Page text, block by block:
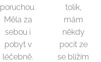
poruchou.
Měla za
sebou i
pobyt v
léčebně.
tolik,
mám
někdy
pocit ze
se blížím